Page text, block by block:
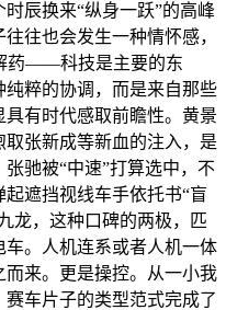
辰换来“纵身一跃”的高峰
往也会发生一种情怀感，
药——科技是主要的东
粹的协调，而是来自那些
有时代感取前瞻性。黄景
张新成等新血的注入，是
驰被“中速”打算选中，不
遮挡视线车手依托书“盲
龙，这种口碑的两极，匹
。人机连系或者人机一体
来。更是操控。从一小我
车片子的类型范式完成了